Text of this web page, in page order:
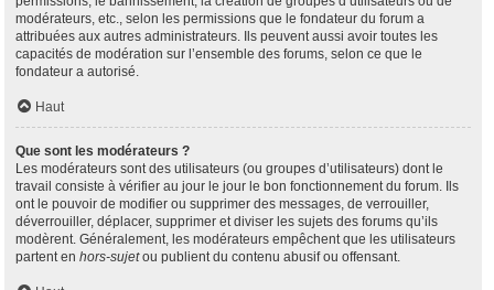
modérateurs, etc., selon les permissions que le fondateur du forum a
attribuées aux autres administrateurs. Ils peuvent aussi avoir toutes les
capacités de modération sur l’ensemble des forums, selon ce que le
fondateur a autorisé.
Haut
Que sont les modérateurs ?
Les modérateurs sont des utilisateurs (ou groupes d’utilisateurs) dont le
travail consiste à vérifier au jour le jour le bon fonctionnement du forum. Ils
ont le pouvoir de modifier ou supprimer des messages, de verrouiller,
déverrouiller, déplacer, supprimer et diviser les sujets des forums qu’ils
modèrent. Généralement, les modérateurs empêchent que les utilisateurs
partent en hors-sujetou publient du contenu abusif ou offensant.